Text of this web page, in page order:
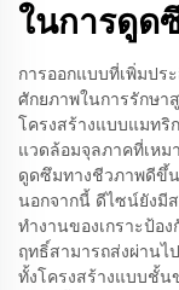
ในการดูด
การออกแบบที่เพิ่มป
ศักยภาพในการรักษ
โครงสร้างแบบแมทริ
แวดล้อมจุลภาคที่เหม
ดูดซึมทางชีวภาพดีขึ้น
นอกจากนี้ ดีไซน์ยังมี
ทำงานของเกราะป้อ
ฤทธิ์สามารถส่งผ่านไ
ทั้งโครงสร้างแบบชั้น